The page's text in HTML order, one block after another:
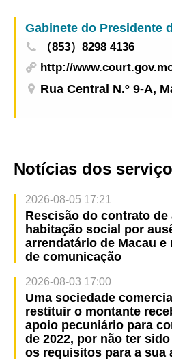
a partir do fim da tarde de 13
（853）8298 4136
http://
Rua Central N.º 9-A,
Notícias dos
2026-08-05 17:21
Rescisão do contrato de
habitação social por
arrendatário de Macau
de comunicação
2026-08-03 17:00
Uma sociedade
restituir o montante
apoio pecuniário para
de 2022, por não ter
os requisitos para a sua